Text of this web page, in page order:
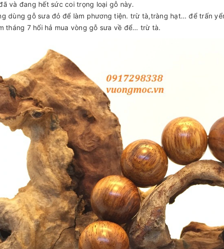
và đang hết sức coi trọng loại gỗ này.
dùng gỗ sưa đỏ để làm phương tiện. trừ tà,tràng hạt… để trấn
tháng 7 hối hả mua vòng gỗ sưa về để… trừ tà.